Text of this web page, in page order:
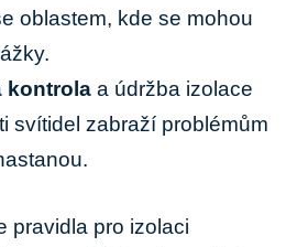
oblastem, kde se mohou
kontrola a údržba izolace
⁢svítidel zabraží ⁢problémům
pravidla pro izolaci